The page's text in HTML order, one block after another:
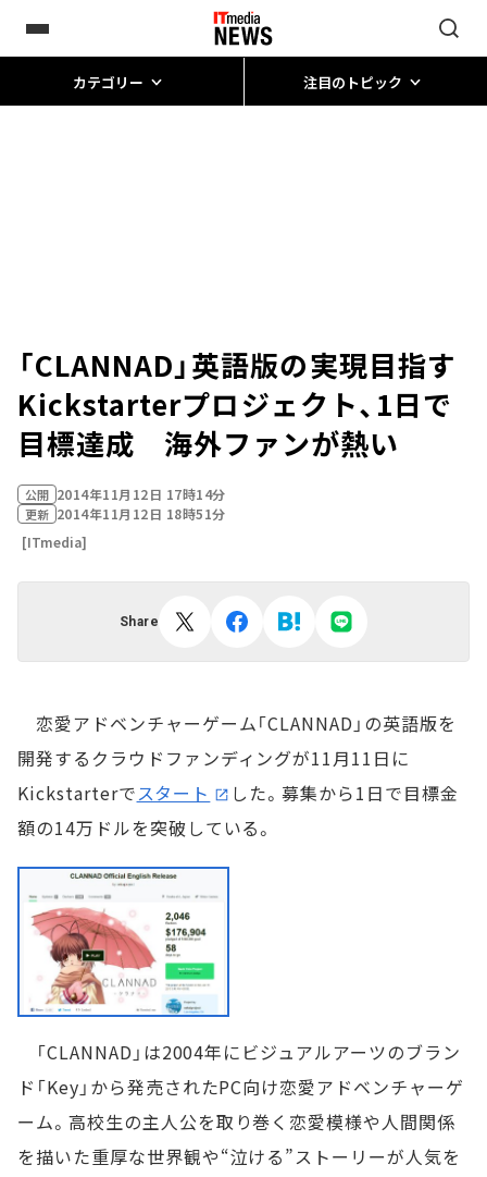
カテゴリー 注目のトピック
「CLANNAD」英語版の実現目指す
Kickstarterプロジェクト、1日で
目標達成 海外ファンが熱い
公開 2014年11月12日 17時14分
更新 2014年11月12日 18時51分
[ITmedia]
Share
恋愛アドベンチャーゲーム「CLANNAD」の英語版を
開発するクラウドファンディングが11月11日に
Kickstarterでスタート
した。募集から1日で目標金
額の14万ドルを突破している。
「CLANNAD」は2004年にビジュアルアーツのブラン
ド「Key」から発売されたPC向け恋愛アドベンチャーゲ
ーム。高校生の主人公を取り巻く恋愛模様や人間関係
を描いた重厚な世界観や“泣ける”ストーリーが人気を